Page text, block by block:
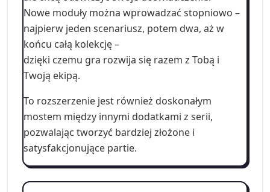
Nowe moduły można wprowadzać stopniowo –
najpierw jeden scenariusz, potem dwa, aż w
końcu całą kolekcję –
dzięki czemu gra rozwija się razem z Tobą i
Twoją ekipą.
To rozszerzenie jest również doskonałym
mostem między innymi dodatkami z serii,
pozwalając tworzyć bardziej złożone i
satysfakcjonujące partie.